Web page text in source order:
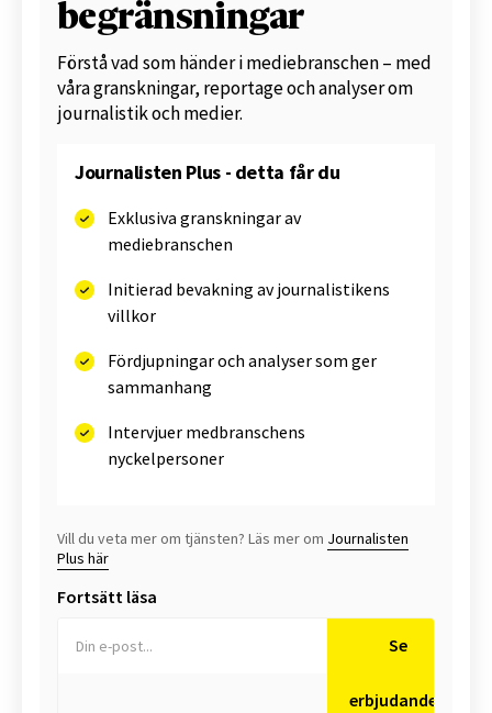
begränsningar
Förstå vad som händer i mediebranschen – med
våra granskningar, reportage och analyser om
journalistik och medier.
Journalisten Plus - detta får du
Exklusiva granskningar av
mediebranschen
Initierad bevakning av journalistikens
villkor
Fördjupningar och analyser som ger
sammanhang
Intervjuer medbranschens
nyckelpersoner
Vill du veta mer om tjänsten? Läs mer om Journalisten
Plus här
Fortsätt läsa
Se
erbjudanden